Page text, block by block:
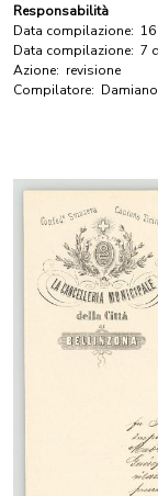
Responsabilità
Data compilazione:
Data compilazione: 7
Azione: revisione
Compilatore: